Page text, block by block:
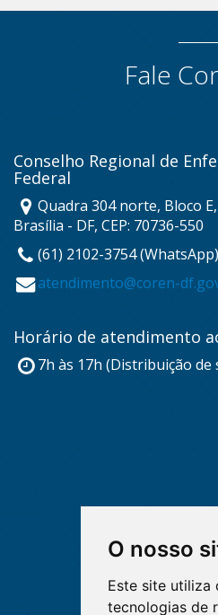
O nosso
Este site utiliza
tecnologias de
Fale
Conselho Regional de
Federal
Quadra 304 norte, Bloco
Brasília - DF, CEP: 70736-550
(61) 2102-3754 (WhatsApp)
atendimento@coren-
Horário de atendimento
7h às 17h (Distribuição de